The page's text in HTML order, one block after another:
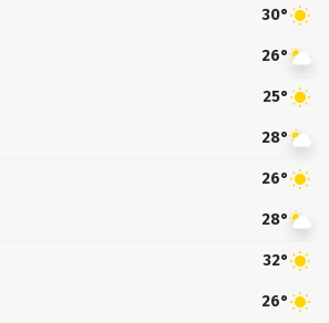
30°
26°
25°
28°
26°
28°
32°
26°